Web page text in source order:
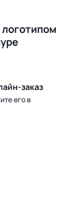
заказ
его в